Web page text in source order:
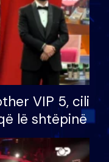
VIP 5, cili
lë shtëpinë